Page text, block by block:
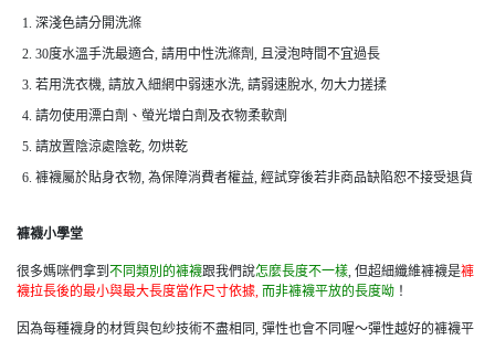
1. 深淺色請分開洗滌
2. 30度水溫手洗最適合, 請用中性洗滌劑, 且浸泡時間不宜過長
3. 若用洗衣機, 請放入細網中弱速水洗, 請弱速脫水, 勿大力搓揉
4. 請勿使用漂白劑、螢光增白劑及衣物柔軟劑
5. 請放置陰涼處陰乾, 勿烘乾
6. 褲襪屬於貼身衣物, 為保障消費者權益, 經試穿後若非商品缺陷恕不接受退貨
褲襪小學堂
很多媽咪們拿到 不同類別的褲襪跟我們說怎麼長度不一樣, 但超細纖維褲襪是褲
襪拉長後的最小與最大長度當作尺寸依據, 而非褲襪平放的長度呦 ！
因為每種襪身的材質與包紗技術不盡相同, 彈性也會不同喔～彈性越好的褲襪平